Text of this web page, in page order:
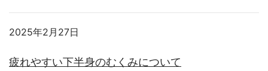
2025年2月27日
疲れやすい下半身のむくみについて